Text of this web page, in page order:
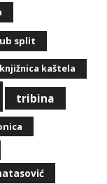
split
kaštela
tribina